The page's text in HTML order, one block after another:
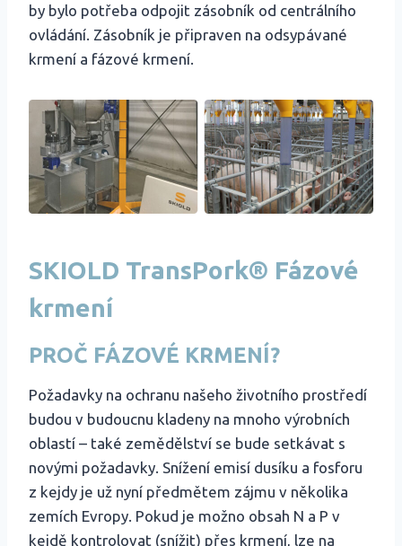
by bylo potřeba odpojit zásobník od centrálního
ovládání. Zásobník je připraven na odsypávané
krmení a fázové krmení.
SKIOLD TransPork® Fázové
krmení
PROČ FÁZOVÉ KRMENÍ?
Požadavky na ochranu našeho životního prostředí
budou v budoucnu kladeny na mnoho výrobních
oblastí – také zemědělství se bude setkávat s
novými požadavky. Snížení emisí dusíku a fosforu
z kejdy je už nyní předmětem zájmu v několika
zemích Evropy. Pokud je možno obsah N a P v
kejdě kontrolovat (snížit) přes krmení, lze na